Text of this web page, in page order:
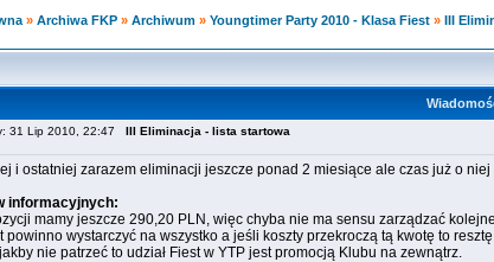
» Archiwa FKP » Archiwum » Youngtimer Party 2010 - Klasa Fiest » III
31 Lip 2010, 22:47 III Eliminacja - lista startowa
i ostatniej zarazem eliminacji jeszcze ponad 2 miesiące ale czas już o niej
informacyjnych:
mamy jeszcze 290,20 PLN, więc chyba nie ma sensu zarządzać
powinno wystarczyć na wszystko a jeśli koszty przekroczą tą kwotę to
nie patrzeć to udział Fiest w YTP jest promocją Klubu na zewnątrz.